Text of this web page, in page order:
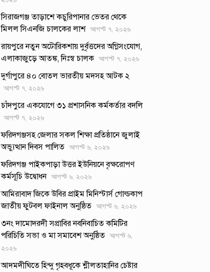
সিরাজগঞ্জ তাড়াশে কচুরিপানার ভেতর থেকে
মিলল সিএনজি চালকের লাশ আগস্ট ৭, ২০২৬
রায়পুরে নতুন অটোরিকশায় দুর্বৃত্তদের অগ্নিসংযোগ,
এলাকাজুড়ে আতঙ্ক, নিঃস্ব চালক আগস্ট ৭, ২০২৬
দুর্গাপুরে ৪০ বোতল ভারতীয় মদসহ আটক ২
আগস্ট ৭, ২০২৬
চাঁদপুরে একযোগে ৩১ প্রশাসনিক কর্মকর্তার বদলি
আগস্ট ৭, ২০২৬
ফরিদগঞ্জসহ জেলার সকল শিক্ষা প্রতিষ্ঠানে জুলাই
অভ্যুত্থান দিবস পালিত আগস্ট ৬, ২০২৬
ফরিদগঞ্জ পাইকপাড়া উত্তর ইউনিয়নে বৃক্ষরোপণ
কর্মসূচি উদ্বোধন আগস্ট ৬, ২০২৬
আমিরাবাদ জিকে উবির প্রাইম মিনিস্টার্স গোল্ডকাপ
জাতীয় ফুটবল ফাইনাল অনুষ্ঠিত আগস্ট ৬, ২০২৬
৩নং দামোদরদী সপ্রাবির নবনিবাচিত কমিটির
পরিচিতি সভা ও মা সমাবেশ অনুষ্ঠিত আগস্ট ৬,
২০২৬
আদমদীঘিতে হিন্দু গৃহবধূকে শ্লীলতাহানির চেষ্টার